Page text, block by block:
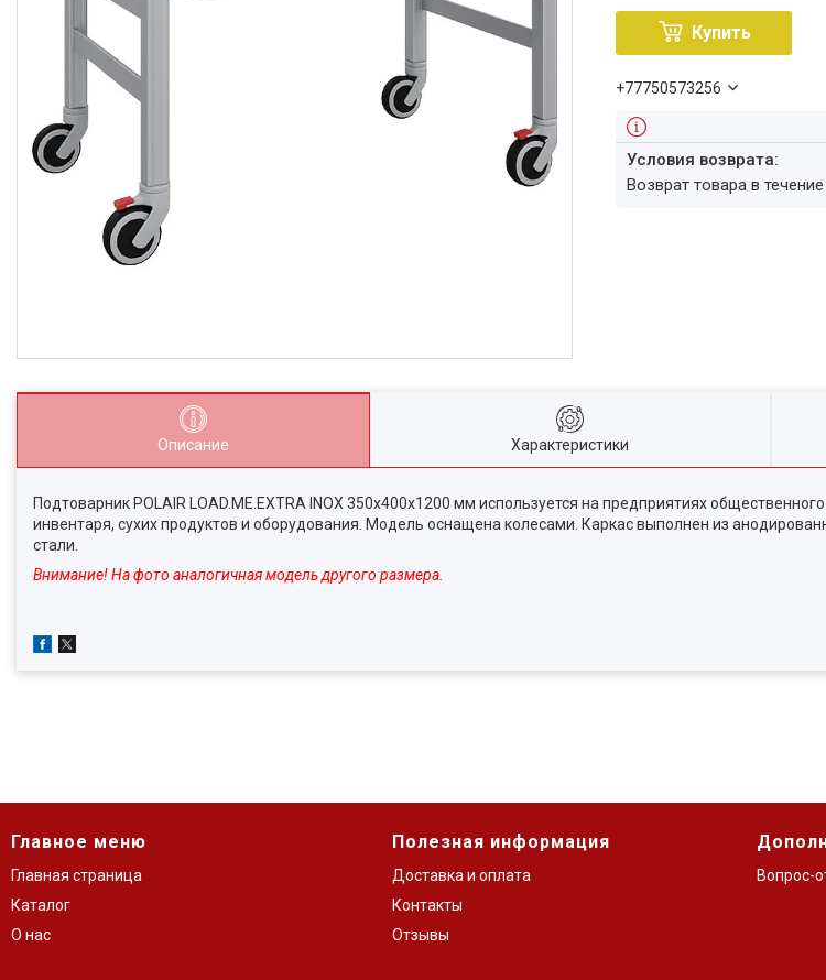
Купить
+77750573256
возврат товара в
Описание Характеристики
Подтоварник POLAIR LOAD.ME.EXTRA INOX 350х400х1200 мм используется на предприятиях
инвентаря, сухих продуктов и оборудования. Модель оснащена колесами. Каркас выполнен из
стали.
Внимание! На фото аналогичная модель другого размера.
Главное меню
Главная страница
Каталог
О нас
Полезная информация
Доставка и оплата
Контакты
Отзывы
Вопрос-